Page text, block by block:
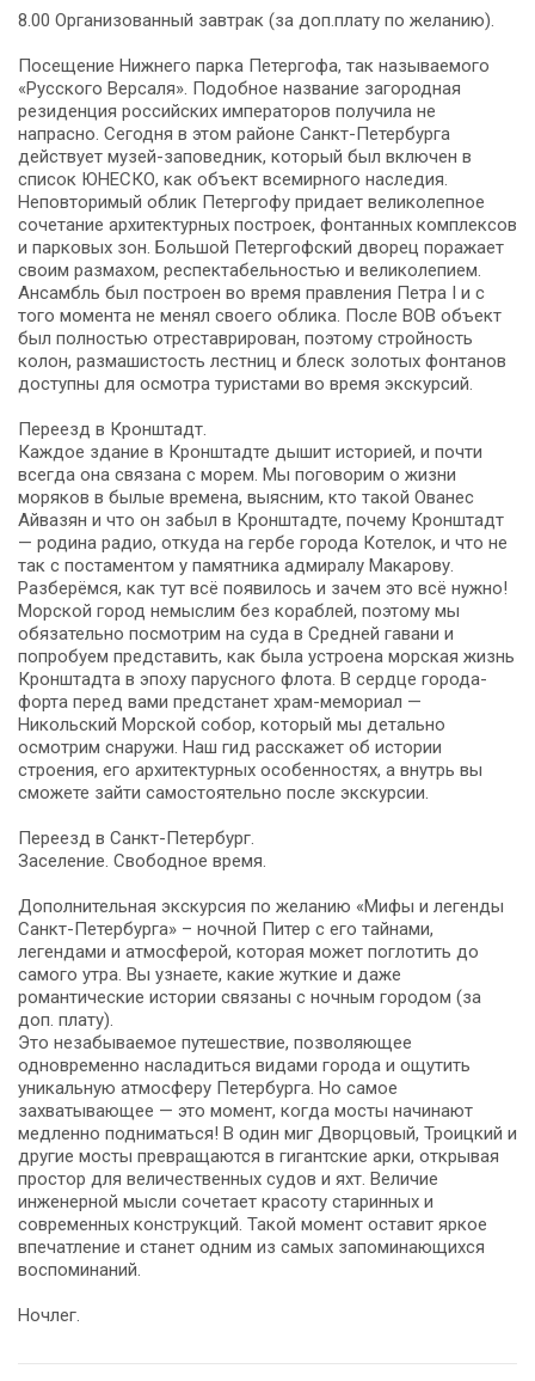
8.00 Организованный завтрак (за доп.плату по желанию).
Посещение Нижнего парка Петергофа, так называемого
«Русского Версаля». Подобное название загородная
резиденция российских императоров получила не
напрасно. Сегодня в этом районе Санкт-Петербурга
действует музей-заповедник, который был включен в
список ЮНЕСКО, как объект всемирного наследия.
Неповторимый облик Петергофу придает великолепное
сочетание архитектурных построек, фонтанных комплексов
и парковых зон. Большой Петергофский дворец поражает
своим размахом, респектабельностью и великолепием.
Ансамбль был построен во время правления Петра I и с
того момента не менял своего облика. После ВОВ объект
был полностью отреставрирован, поэтому стройность
колон, размашистость лестниц и блеск золотых фонтанов
доступны для осмотра туристами во время экскурсий.
Переезд в Кронштадт.
Каждое здание в Кронштадте дышит историей, и почти
всегда она связана с морем. Мы поговорим о жизни
моряков в былые времена, выясним, кто такой Ованес
Айвазян и что он забыл в Кронштадте, почему Кронштадт
— родина радио, откуда на гербе города Котелок, и что не
так с постаментом у памятника адмиралу Макарову.
Разберёмся, как тут всё появилось и зачем это всё нужно!
Морской город немыслим без кораблей, поэтому мы
обязательно посмотрим на суда в Средней гавани и
попробуем представить, как была устроена морская жизнь
Кронштадта в эпоху парусного флота. В сердце города-
форта перед вами предстанет храм-мемориал —
Никольский Морской собор, который мы детально
осмотрим снаружи. Наш гид расскажет об истории
строения, его архитектурных особенностях, а внутрь вы
сможете зайти самостоятельно после экскурсии.
Переезд в Санкт-Петербург.
Заселение. Свободное время.
Дополнительная экскурсия по желанию «Мифы и легенды
Санкт-Петербурга» – ночной Питер с его тайнами,
легендами и атмосферой, которая может поглотить до
самого утра. Вы узнаете, какие жуткие и даже
романтические истории связаны с ночным городом (за
доп. плату).
Это незабываемое путешествие, позволяющее
одновременно насладиться видами города и ощутить
уникальную атмосферу Петербурга. Но самое
захватывающее — это момент, когда мосты начинают
медленно подниматься! В один миг Дворцовый, Троицкий и
другие мосты превращаются в гигантские арки, открывая
простор для величественных судов и яхт. Величие
инженерной мысли сочетает красоту старинных и
современных конструкций. Такой момент оставит яркое
впечатление и станет одним из самых запоминающихся
воспоминаний.
Ночлег.